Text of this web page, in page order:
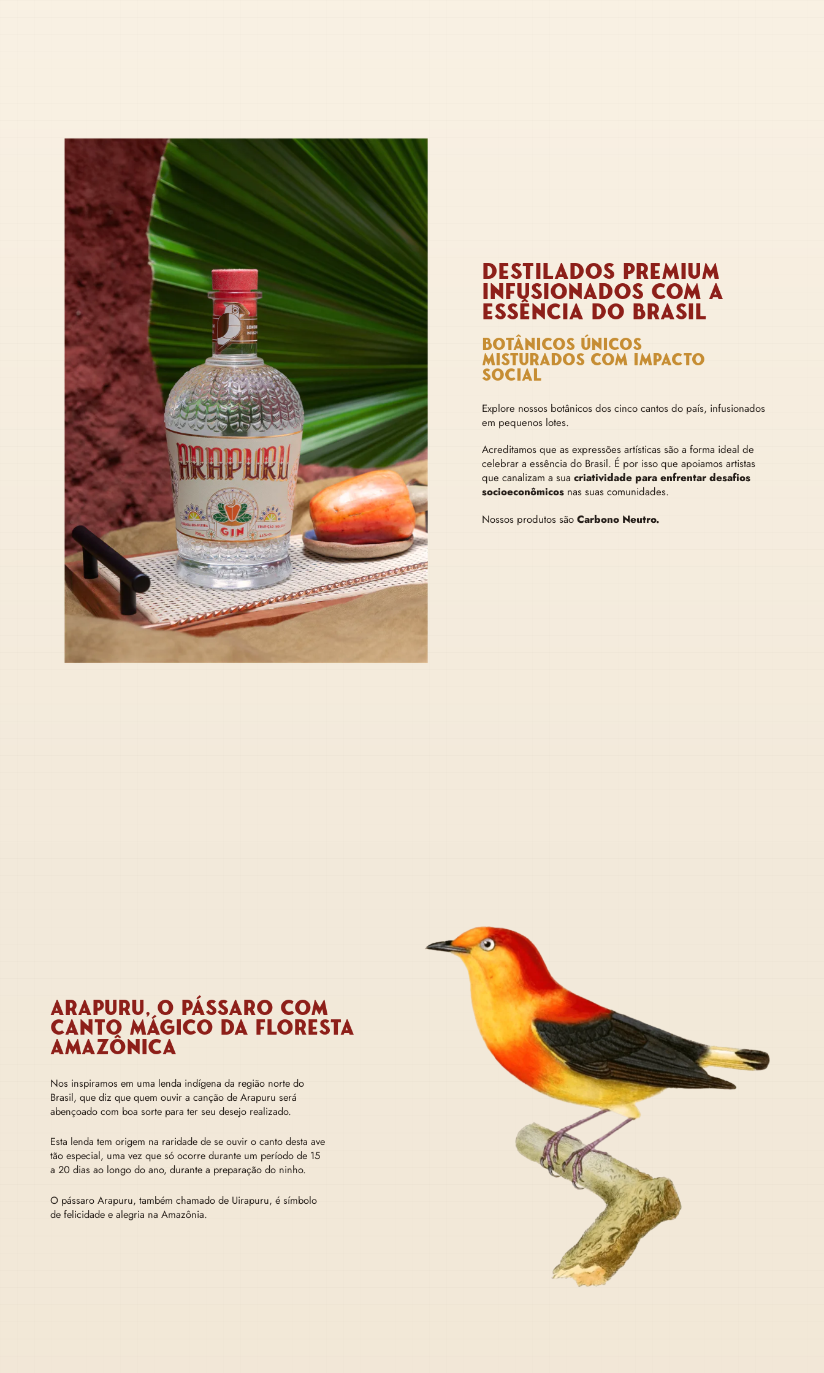
DESTILADOS PREMIUM
INFUSIONADOS COM A
ESSÊNCIA DO BRASIL
BOTÂNICOS ÚNICOS
MISTURADOS COM IMPACTO
SOCIAL
Explore nossos botânicos dos cinco cantos do país, infusionados
em pequenos lotes.
Acreditamos que as expressões artísticas são a forma ideal de
celebrar a essência do Brasil. É por isso que apoiamos artistas
que canalizam a sua criatividade para enfrentar desafios
socioeconômicosnas suas comunidades.
Nossos produtos são Carbono Neutro.
ARAPURU, O PÁSSARO COM
CANTO MÁGICO DA FLORESTA
AMAZÔNICA
Nos inspiramos em uma lenda indígena da região norte do
Brasil, que diz que quem ouvir a canção de Arapuru será
abençoado com boa sorte para ter seu desejo realizado.
Esta lenda tem origem na raridade de se ouvir o canto desta ave
tão especial, uma vez que só ocorre durante um período de 15
a 20 dias ao longo do ano, durante a preparação do ninho.
O pássaro Arapuru, também chamado de Uirapuru, é símbolo
de felicidade e alegria na Amazônia.